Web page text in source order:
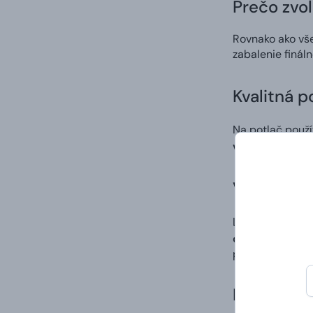
Prečo
Rovnako ako
zabalenie
Kvalitná
Na potlač
výrazných a
Vlastný
Ľahko a rýchlo
digitálna potlač
po procese